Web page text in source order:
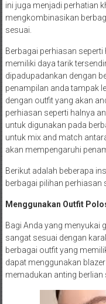
ini juga menjadi perhatian
mengkombinasikan
sesuai.
Berbagai perhiasan
memiliki daya tarik
dipadupadankan dengan
penampilan anda tampak
dengan outfit yang akan
perhiasan seperti halnya
untuk digunakan pada
untuk mix and match
akan mempengaruhi
Berikut adalah beberapa
berbagai pilihan perhiasan
Menggunakan Outfit
Bagi Anda yang menyukai
sangat sesuai dengan
berbagai outfit yang
dapat menggunakan
memadukan anting